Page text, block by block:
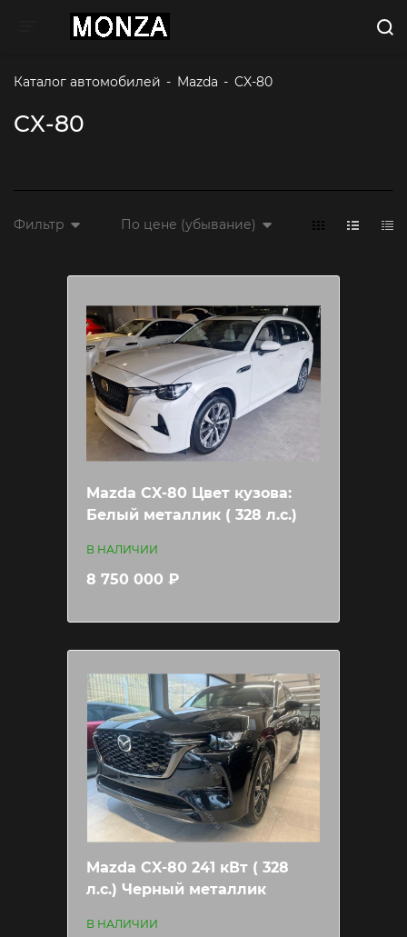
Toggle navigation
Каталог автомобилей - Mazda - CX-80
CX-80
Фильтр По цене (убывание)
Mazda CX-80 Цвет кузова:
Белый металлик ( 328 л.c.)
В НАЛИЧИИ
8 750 000 ₽
Mazda CX-80 241 кВт ( 328
л.c.) Черный металлик
В НАЛИЧИИ